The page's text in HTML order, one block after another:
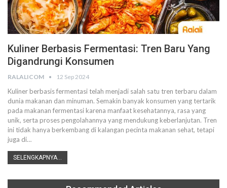
Kuliner Berbasis Fermentasi: Tren Baru Yang
Digandrungi Konsumen
RALALICOM 12 Sep 2024
Kuliner berbasis fermentasi telah menjadi salah satu tren terbaru dalam
dunia makanan dan minuman. Semakin banyak konsumen yang tertarik
pada makanan fermentasi karena manfaat kesehatannya, rasa yang
unik, serta proses pengolahannya yang mendukung keberlanjutan. Tren
ini tidak hanya berkembang di kalangan pecinta makanan sehat, tetapi
juga di…
SELENGKAPNYA...